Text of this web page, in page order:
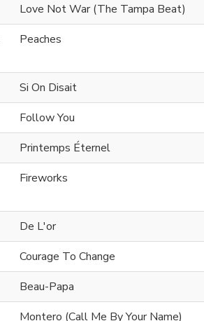
Love Not War (The Tampa Beat)
Peaches
Si On Disait
Follow You
Printemps Éternel
Fireworks
De L'or
Courage To Change
Beau-Papa
Montero (Call Me By Your Name)